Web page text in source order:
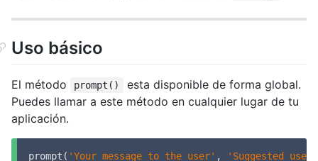
Uso básico
El método prompt()
esta disponible de forma global.
Puedes llamar a este método en cualquier lugar de tu
aplicación.
prompt( 'Your message to the user' ,
'Suggested